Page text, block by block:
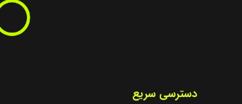
دسترسی سریع